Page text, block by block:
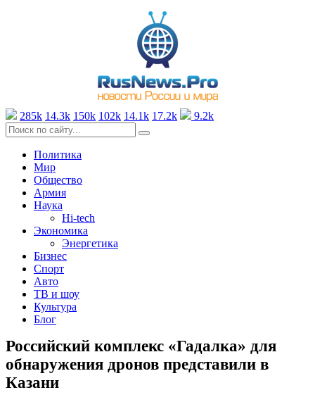
285k 14.3k 150k 102k 14.1k 17.2k 9.2k
Политика
Мир
Общество
Армия
Наука
Hi-tech
Экономика
Энергетика
Бизнес
Спорт
Авто
ТВ и шоу
Культура
Блог
Российский комплекс «Гадалка» для
обнаружения дронов представили в
Казани